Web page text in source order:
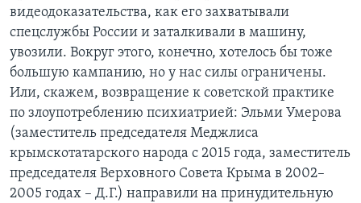
видеодоказательства, как его захватывали
спецслужбы России и заталкивали в машину,
увозили. Вокруг этого, конечно, хотелось бы тоже
большую кампанию, но у нас силы ограничены.
Или, скажем, возвращение к советской практике
по злоупотреблению психиатрией: Эльми Умерова
(заместитель председателя Меджлиса
крымскотатарского народа с 2015 года, заместитель
председателя Верховного Совета Крыма в 2002–
2005 годах – Д.Г.) направили на принудительную